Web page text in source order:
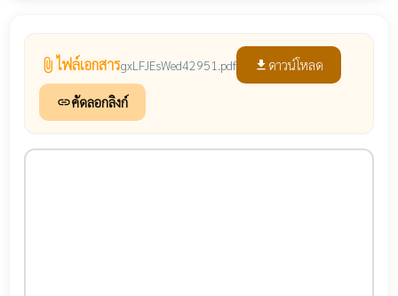
attach_file ไฟล์เอกสารgxLFJEsWed42951.pdf file_download ดาวน์โหลด
linkคัดลอกลิงก์